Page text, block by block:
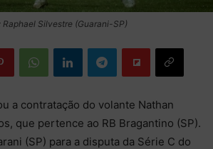
Raphael Silvestre (Guarani-SP)
a contratação do volante Nathan
que pertence ao RB Bragantino (SP).
(SP) para a disputa da Série C do